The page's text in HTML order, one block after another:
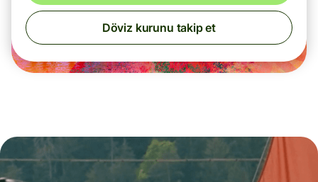
Döviz kurunu takip et